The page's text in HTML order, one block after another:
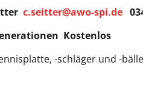
c.seitter@awo-spi.de
Kostenlos
-schläger und -